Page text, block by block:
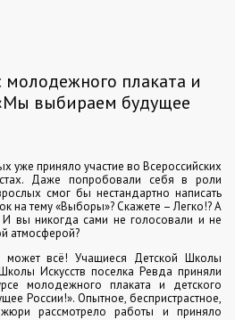
молодежного плаката и
выбираем будущее
уже приняло участие во Всероссийских
Даже попробовали себя в роли
смог бы нестандартно написать
на тему «Выборы»? Скажете – Легко!? А
вы никогда сами не голосовали и не
атмосферой?
может всё! Учащиеся Детской Школы
Искусств поселка Ревда приняли
молодежного плаката и детского
России!». Опытное, беспристрастное,
рассмотрело работы и приняло